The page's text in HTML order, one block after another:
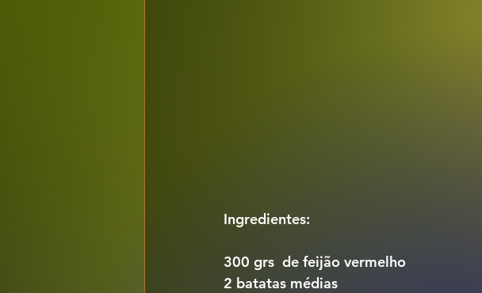
Ingredientes:
300 grs  de feijão vermelho
2 batatas médias